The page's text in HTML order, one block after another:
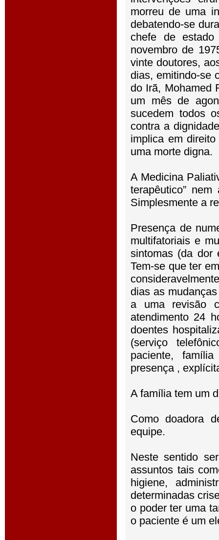
morreu de uma
debatendo-se
chefe de
novembro de
vinte doutores,
dias, emitindo-se
do Irã, Mohamed
um mês de
sucedem todos
contra a
implica em
uma morte digna.
A Medicina
terapêutico”
Simplesmente a
Presença de
multifatoriais e
sintomas (da dor
Tem-se que ter
dias as
a uma revisão
atendimento 24
doentes
(serviço
paciente,
presença ,
A família tem um
Como doadora
equipe.
Neste sentido
assuntos tais
higiene,
determinadas
o poder ter uma
o paciente é um